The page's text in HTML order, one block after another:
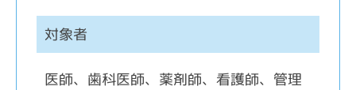
対象者
医師、歯科医師、薬剤師、看護師、管理